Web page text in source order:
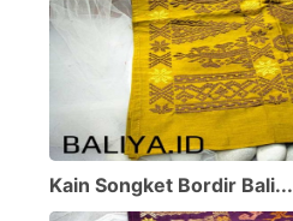
Kain Songket Bordir Bali...